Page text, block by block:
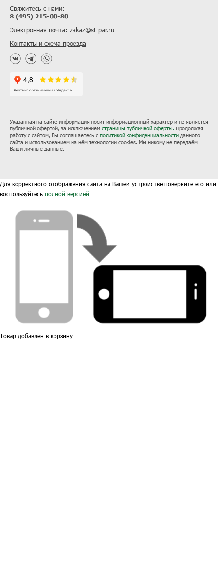
Свяжитесь с нами:
8 (495) 215-00-80
Электронная почта: zakaz@st-par.ru
Контакты и схема проезда
Указанная на сайте информация носит информационный характер и не является
публичной офертой, за исключением страницы публичной оферты. Продолжая
работу с сайтом, Вы соглашаетесь с политикой конфиденциальности данного
сайта и использованием на нём технологии cookies. Мы никому не передаём
Ваши личные данные.
Для корректного отображения сайта на Вашем устройстве поверните его или
воспользуйтесь полной версией
Товар добавлен в корзину